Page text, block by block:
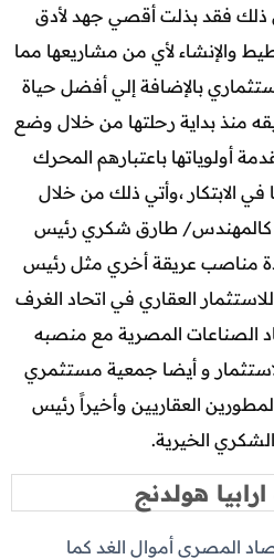
فقد بذلت أقصي جهد لأدق
والإنشاء لأي من مشاريعها مما
بالإضافة إلي أفضل حياة
منذ بداية رحلتها من خلال وضع
أولوياتها باعتبارهم المحرك
الابتكار ،وأتي ذلك من خلال
كالمهندس/ طارق شكري رئيس
مناصب عريقة أخري مثل رئيس
العقاري في اتحاد الغرف
الصناعات المصرية مع منصبه
و أيضا جمعية مستثمري
العقاريين وأخيراً رئيس
الخيرية.
هولدنج
المصري أموال الغد كما